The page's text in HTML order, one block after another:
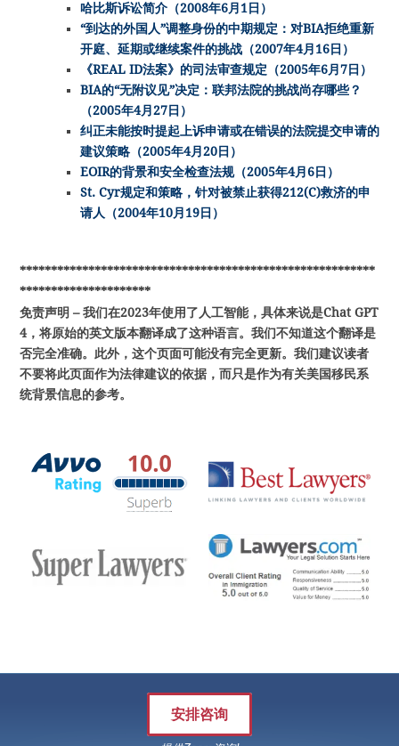
哈比斯诉讼简介（2008年6月1日）
“到达的外国人”调整身份的中期规定：对BIA拒绝重新
开庭、延期或继续案件的挑战（2007年4月16日）
《REAL ID法案》的司法审查规定（2005年6月7日）
BIA的“无附议见”决定：联邦法院的挑战尚存哪些？
（2005年4月27日）
纠正未能按时提起上诉申请或在错误的法院提交申请的
建议策略（2005年4月20日）
EOIR的背景和安全检查法规（2005年4月6日）
St. Cyr规定和策略，针对被禁止获得212(C)救济的申
请人（2004年10月19日）
*********************************************************
*********************
免责声明 – 我们在2023年使用了人工智能，具体来说是Chat GPT
4，将原始的英文版本翻译成了这种语言。我们不知道这个翻译是
否完全准确。此外，这个页面可能没有完全更新。我们建议读者
不要将此页面作为法律建议的依据，而只是作为有关美国移民系
统背景信息的参考。
安排咨询